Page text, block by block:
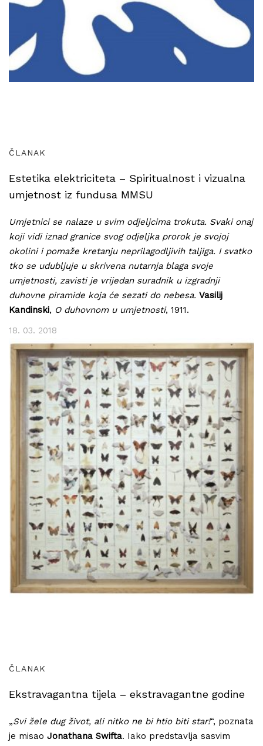
ČLANAK
Estetika elektriciteta – Spiritualnost i vizualna
umjetnost iz fundusa MMSU
Umjetnici se nalaze u svim odjeljcima trokuta. Svaki onaj
koji vidi iznad granice svog odjeljka prorok je svojoj
okolini i pomaže kretanju neprilagodljivih taljiga. I svatko
tko se udubljuje u skrivena nutarnja blaga svoje
umjetnosti, zavisti je vrijedan suradnik u izgradnji
duhovne piramide koja će sezati do nebesa. Vasilij
Kandinski, O duhovnom u umjetnosti, 1911.
18. 03. 2018
ČLANAK
Ekstravagantna tijela – ekstravagantne godine
„Svi žele dug život, ali nitko ne bi htio biti star!“, poznata
je misao Jonathana Swifta. Iako predstavlja sasvim